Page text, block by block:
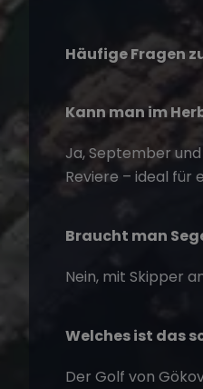
Häufige Fragen
Kann man im
Ja, September
Reviere – ideal für
Braucht man
Nein, mit Skipper
Welches ist das
Der Golf von